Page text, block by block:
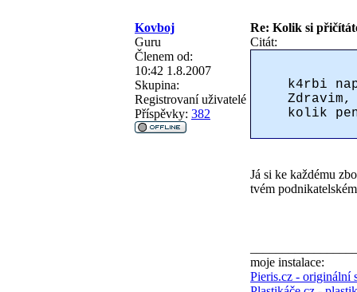
Kovboj
Re: Kolik si
Guru
Členem od:
10:42 1.8.2007
Skupina:
Registrovaní uživatelé
Příspěvky: 382
Citát:
k4rbi
Zdravim,
kolik
Já si ke každému
tvém
moje instalace:
Pieris.cz - originální